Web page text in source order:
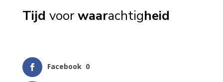
Tijd voorwaarachtigheid
Facebook 0